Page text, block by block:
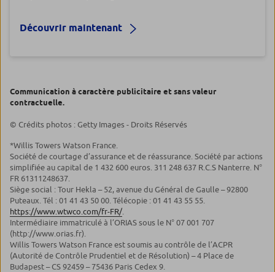
Découvrir maintenant
Communication à caractère publicitaire et sans valeur
contractuelle.
© Crédits photos : Getty Images - Droits Réservés
*Willis Towers Watson France.
Société de courtage d’assurance et de réassurance. Société par actions
simplifiée au capital de 1 432 600 euros. 311 248 637 R.C.S Nanterre. N°
FR 61311248637.
Siège social : Tour Hekla – 52, avenue du Général de Gaulle – 92800
Puteaux. Tél : 01 41 43 50 00. Télécopie : 01 41 43 55 55.
https://www.wtwco.com/fr-FR/
Intermédiaire immatriculé à l’ORIAS sous le N° 07 001 707
(http://www.orias.fr).
Willis Towers Watson France est soumis au contrôle de l’ACPR
(Autorité de Contrôle Prudentiel et de Résolution) – 4 Place de
Budapest – CS 92459 – 75436 Paris Cedex 9.